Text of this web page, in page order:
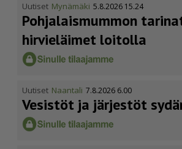
Uutiset Mynämäki 5.8.2026 15.24
Pohja­lais­mummon
hirvieläimet loitolla
Uutiset Naantali 7.8.2026 6.00
Vesistöt ja järjestöt